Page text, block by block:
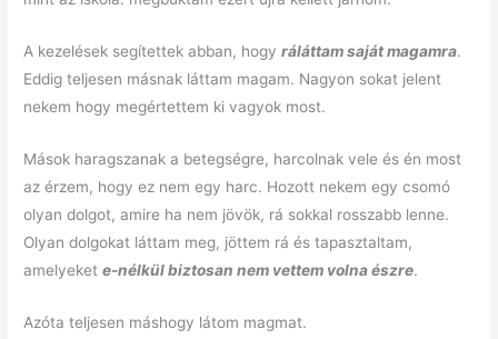
A kezelések segítettek abban, hogyráláttam saját magamra.
Eddig teljesen másnak láttam magam. Nagyon sokat jelent
nekem hogy megértettem ki vagyok most.
Mások haragszanak a betegségre, harcolnak vele és én most
az érzem, hogy ez nem egy harc. Hozott nekem egy csomó
olyan dolgot, amire ha nem jövök, rá sokkal rosszabb lenne.
Olyan dolgokat láttam meg, jöttem rá és tapasztaltam,
amelyekete-nélkül biztosan nem vettem volna észre.
Azóta teljesen máshogy látom magmat.